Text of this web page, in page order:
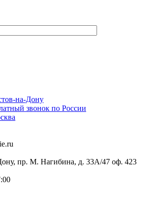
на-Дону
звонок по России
пр. М. Нагибина, д. 33А/47 оф. 423